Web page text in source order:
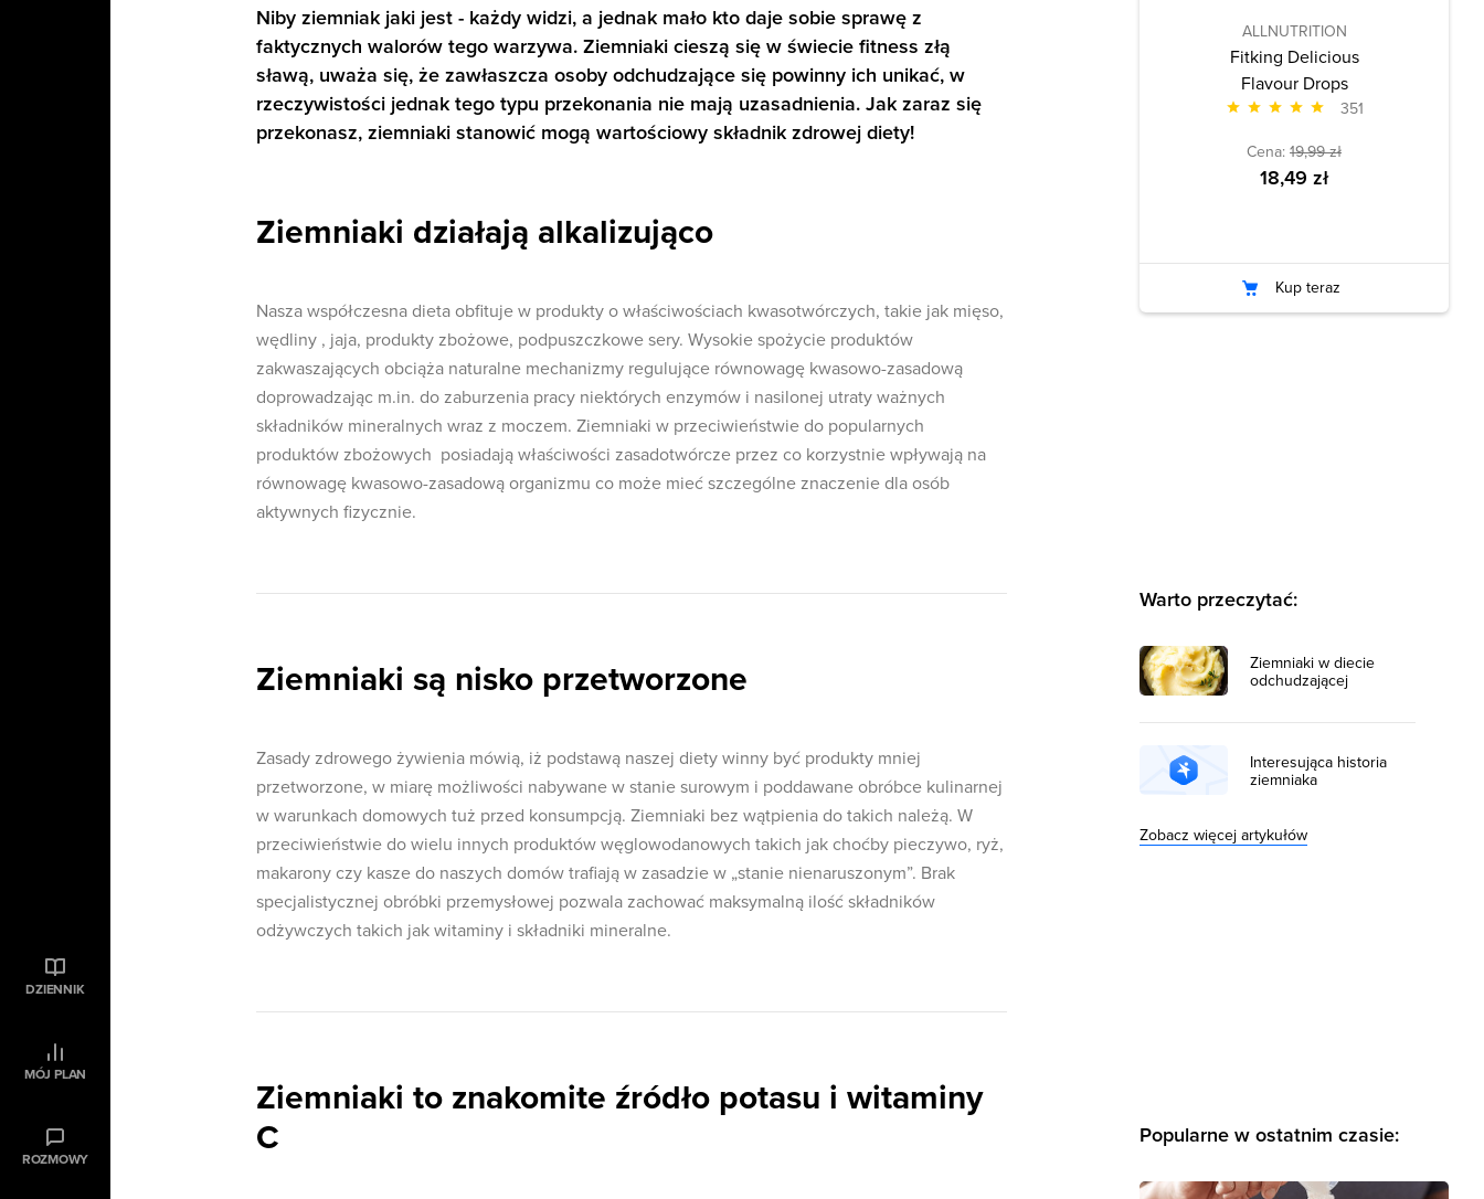
DZIENNIK
MÓJ PLAN
ROZMOWY
Niby ziemniak jaki jest - każdy widzi, a jednak mało kto daje sobie sprawę z
faktycznych walorów tego warzywa. Ziemniaki cieszą się w świecie fitness złą
sławą, uważa się, że zawłaszcza osoby odchudzające się powinny ich unikać, w
rzeczywistości jednak tego typu przekonania nie mają uzasadnienia. Jak zaraz się
przekonasz, ziemniaki stanowić mogą wartościowy składnik zdrowej diety!
Ziemniaki działają alkalizująco
Nasza współczesna dieta obfituje w produkty o właściwościach kwasotwórczych, takie jak mięso,
wędliny , jaja, produkty zbożowe, podpuszczkowe sery. Wysokie spożycie produktów
zakwaszających obciąża naturalne mechanizmy regulujące równowagę kwasowo-zasadową
doprowadzając m.in. do zaburzenia pracy niektórych enzymów i nasilonej utraty ważnych
składników mineralnych wraz z moczem. Ziemniaki w przeciwieństwie do popularnych
produktów zbożowych posiadają właściwości zasadotwórcze przez co korzystnie wpływają na
równowagę kwasowo-zasadową organizmu co może mieć szczególne znaczenie dla osób
aktywnych fizycznie.
Ziemniaki są nisko przetworzone
Zasady zdrowego żywienia mówią, iż podstawą naszej diety winny być produkty mniej
przetworzone, w miarę możliwości nabywane w stanie surowym i poddawane obróbce kulinarnej
w warunkach domowych tuż przed konsumpcją. Ziemniaki bez wątpienia do takich należą. W
przeciwieństwie do wielu innych produktów węglowodanowych takich jak choćby pieczywo, ryż,
makarony czy kasze do naszych domów trafiają w zasadzie w „stanie nienaruszonym”. Brak
specjalistycznej obróbki przemysłowej pozwala zachować maksymalną ilość składników
odżywczych takich jak witaminy i składniki mineralne.
Ziemniaki to znakomite źródło potasu i witaminy
C
ALLNUTRITION
Fitking Delicious
Flavour Drops
351
Cena: 19,99 zł
18,49 zł
Kup teraz
Warto przeczytać:
Ziemniaki w diecie
odchudzającej
Interesująca historia
ziemniaka
Zobacz więcej artykułów
Popularne w ostatnim czasie: